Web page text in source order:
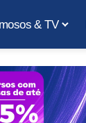
& TV